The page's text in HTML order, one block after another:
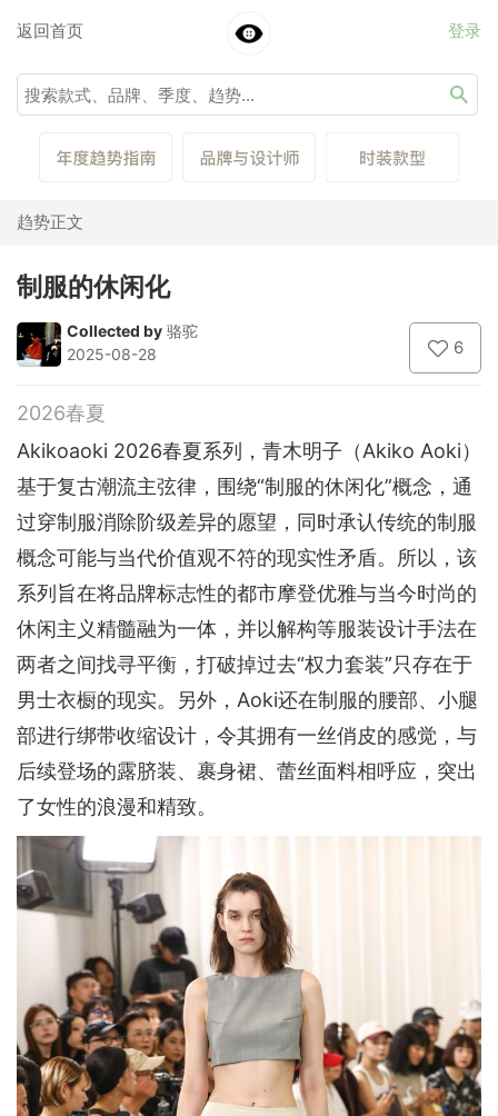
返回首页 登录
趋势正文
制服的休闲化
Collected by 骆驼
2025-08-28
6
2026春夏
Akikoaoki 2026春夏系列，青木明子（Akiko Aoki）
基于复古潮流主弦律，围绕“制服的休闲化”概念，通
过穿制服消除阶级差异的愿望，同时承认传统的制服
概念可能与当代价值观不符的现实性矛盾。所以，该
系列旨在将品牌标志性的都市摩登优雅与当今时尚的
休闲主义精髓融为一体，并以解构等服装设计手法在
两者之间找寻平衡，打破掉过去“权力套装”只存在于
男士衣橱的现实。另外，Aoki还在制服的腰部、小腿
部进行绑带收缩设计，令其拥有一丝俏皮的感觉，与
后续登场的露脐装、裹身裙、蕾丝面料相呼应，突出
了女性的浪漫和精致。